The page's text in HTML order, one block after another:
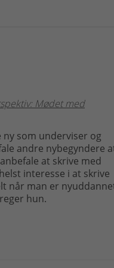
Mødet med
ny som underviser og
andre nybegyndere
at skrive med
interesse i at skrive
når man er
hun.